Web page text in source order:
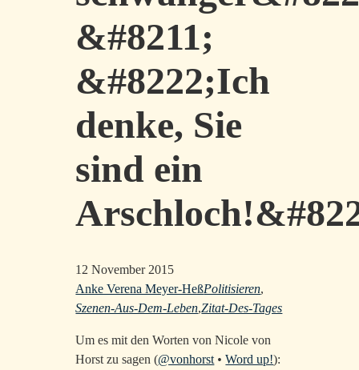
&#8211;
&#8222;Ich
denke, Sie
sind ein
12 November 2015
Anke Verena Meyer-HeßPolitisieren,
Szenen-Aus-Dem-Leben,Zitat-Des-Tages
Um es mit den Worten von Nicole von
Horst zu sagen (@vonhorst • Word up!):